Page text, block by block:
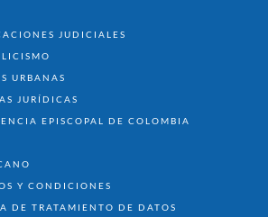
JUDICIALES
URBANAS
JURÍDICAS
EPISCOPAL DE COLOMBIA
Y CONDICIONES
DE TRATAMIENTO DE DATOS